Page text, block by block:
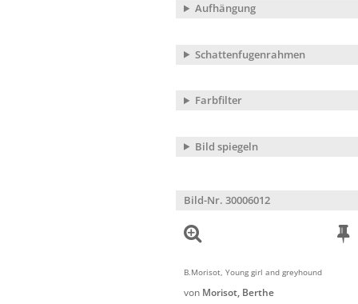
Aufhängung
Schattenfugenrahmen
Farbfilter
Bild spiegeln
Bild-Nr. 30006012
B.Morisot, Young girl and greyhound
von Morisot, Berthe